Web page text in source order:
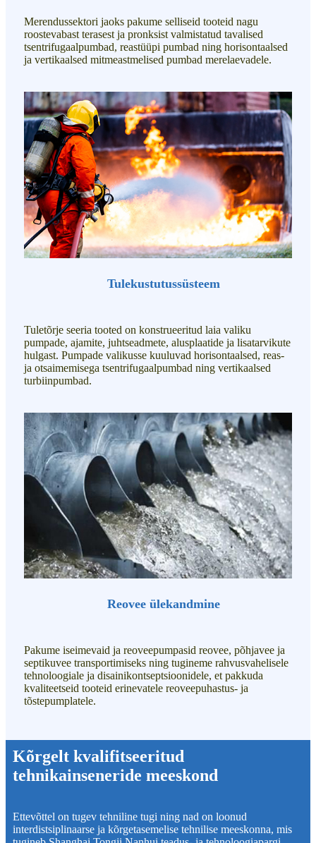
Merendussektori jaoks pakume selliseid tooteid nagu
roostevabast terasest ja pronksist valmistatud tavalised
tsentrifugaalpumbad, reastüüpi pumbad ning horisontaalsed
ja vertikaalsed mitmeastmelised pumbad merelaevadele.
Tulekustutussüsteem
Tuletõrje seeria tooted on konstrueeritud laia valiku
pumpade, ajamite, juhtseadmete, alusplaatide ja lisatarvikute
hulgast. Pumpade valikusse kuuluvad horisontaalsed, reas-
ja otsaimemisega tsentrifugaalpumbad ning vertikaalsed
turbiinpumbad.
Reovee ülekandmine
Pakume iseimevaid ja reoveepumpasid reovee, põhjavee ja
septikuvee transportimiseks ning tugineme rahvusvahelisele
tehnoloogiale ja disainikontseptsioonidele, et pakkuda
kvaliteetseid tooteid erinevatele reoveepuhastus- ja
tõstepumplatele.
Kõrgelt kvalifitseeritud
tehnikainseneride meeskond
Ettevõttel on tugev tehniline tugi ning nad on loonud
interdistsiplinaarse ja kõrgetasemelise tehnilise meeskonna, mis